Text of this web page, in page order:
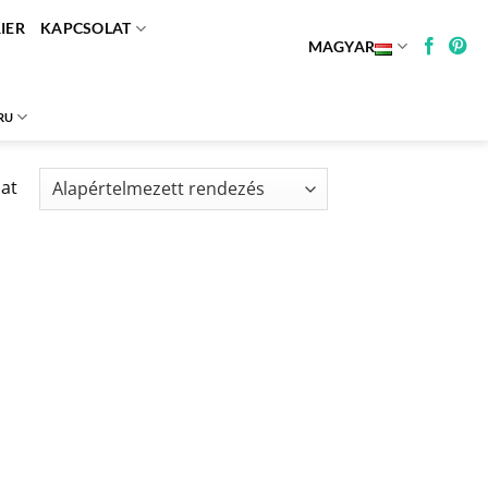
KAPCSOLAT
MAGYAR